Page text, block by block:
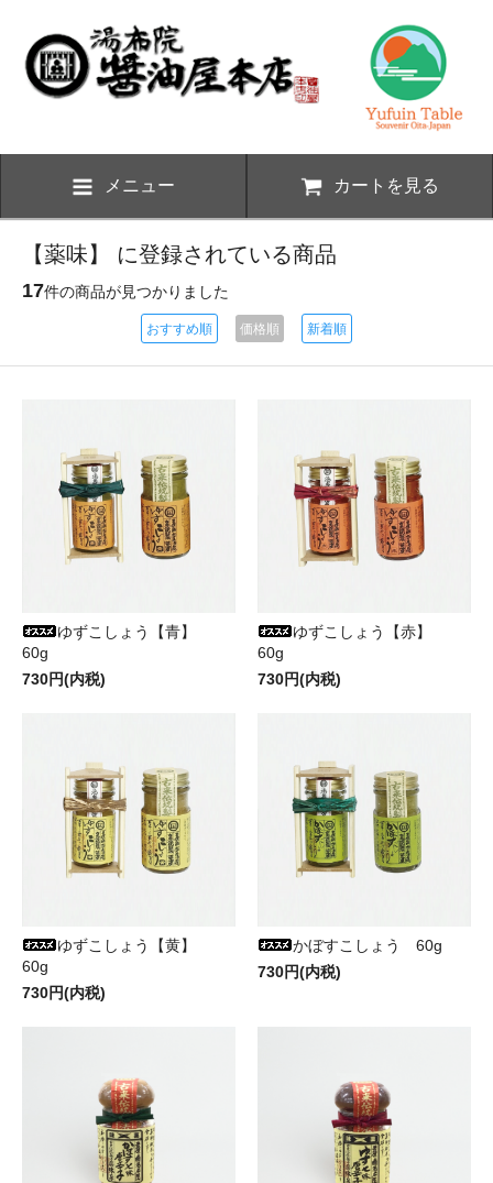
メニュー カートを見る
【薬味】 に登録されている商品
17件の商品が見つかりました
おすすめ順 価格順 新着順
ゆずこしょう【青】
60g
730円(内税)
ゆずこしょう【赤】
60g
730円(内税)
ゆずこしょう【黄】
60g
730円(内税)
かぼすこしょう 60g
730円(内税)